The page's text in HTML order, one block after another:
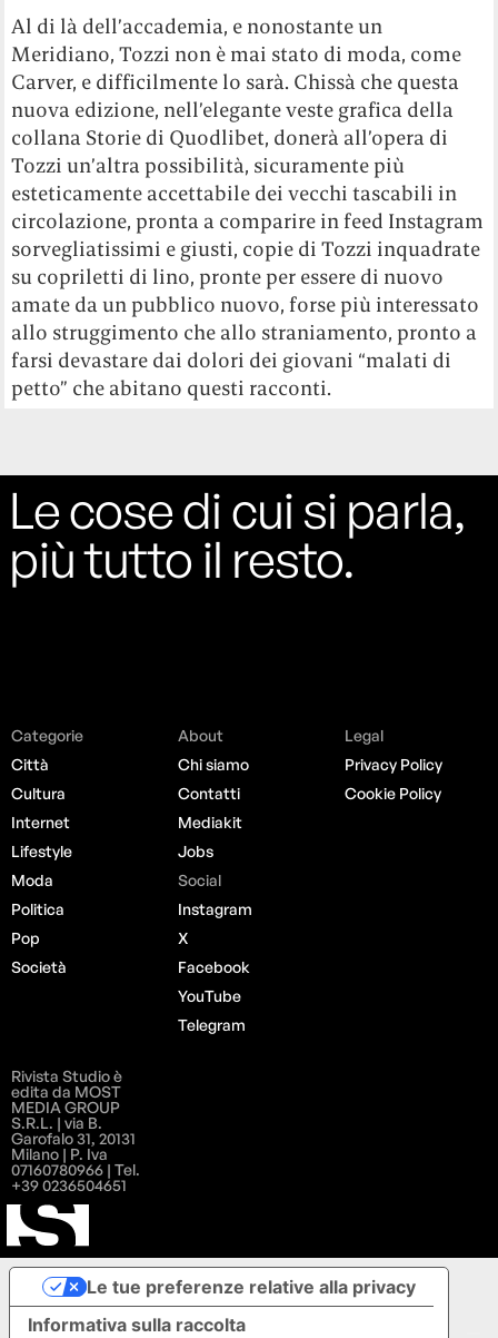
Al di là dell’accademia, e nonostante un
Meridiano, Tozzi non è mai stato di moda, come
Carver, e difficilmente lo sarà. Chissà che questa
nuova edizione, nell’elegante veste grafica della
collana Storie di Quodlibet, donerà all’opera di
Tozzi un’altra possibilità, sicuramente più
esteticamente accettabile dei vecchi tascabili in
circolazione, pronta a comparire in feed Instagram
sorvegliatissimi e giusti, copie di Tozzi inquadrate
su copriletti di lino, pronte per essere di nuovo
amate da un pubblico nuovo, forse più interessato
allo struggimento che allo straniamento, pronto a
farsi devastare dai dolori dei giovani “malati di
petto” che abitano questi racconti.
Le cose di cui si parla,
più tutto il resto.
Categorie
Città
Cultura
Internet
Lifestyle
Moda
Politica
Pop
Società
About
Chi siamo
Contatti
Mediakit
Jobs
Social
Instagram
X
Facebook
YouTube
Telegram
Legal
Privacy Policy
Cookie Policy
Rivista Studio è
edita da MOST
MEDIA GROUP
S.R.L. | via B.
Garofalo 31, 20131
Milano | P. Iva
07160780966 | Tel.
+39 0236504651
Informativa sulla raccolta
Le tue preferenze relative alla privacy